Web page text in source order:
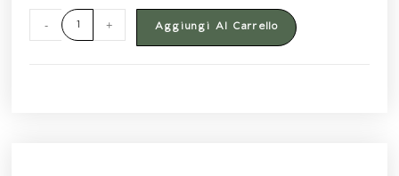
- + Aggiungi Al Carrello